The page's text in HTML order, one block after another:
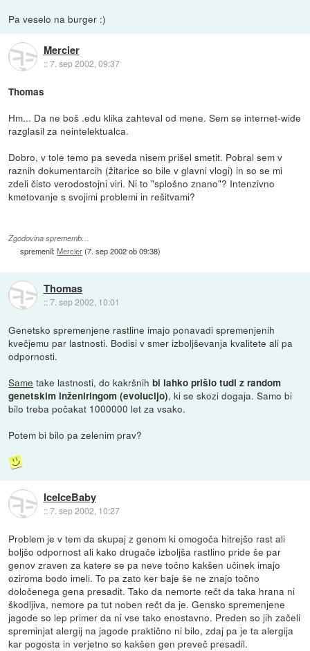
Pa veselo na burger :)
Mercier
::7. sep 2002, 09:37
Thomas
Hm... Da ne boš .edu klika zahteval od mene. Sem se internet-wide
razglasil za neintelektualca.
Dobro, v tole temo pa seveda nisem prišel smetit. Pobral sem v
raznih dokumentarcih (žitarice so bile v glavni vlogi) in so se mi
zdeli čisto verodostojni viri. Ni to "splošno znano"? Intenzivno
kmetovanje s svojimi problemi in rešitvami?
Zgodovina sprememb…
spremenil:Mercier(7. sep 2002 ob 09:38)
Thomas
::7. sep 2002, 10:01
Genetsko spremenjene rastline imajo ponavadi spremenjenih
kvečjemu par lastnosti. Bodisi v smer izboljševanja kvalitete ali pa
odpornosti.
Same take lastnosti, do kakršnihbi lahko prišlo tudi z random
genetskim inženiringom (evolucijo), ki se skozi dogaja. Samo bi
bilo treba počakat 1000000 let za vsako.
Potem bi bilo pa zelenim prav?
IceIceBaby
::7. sep 2002, 10:27
Problem je v tem da skupaj z genom ki omogoča hitrejšo rast ali
boljšo odpornost ali kako drugače izboljša rastlino pride še par
genov zraven za katere se pa neve točno kakšen učinek imajo
oziroma bodo imeli. To pa zato ker baje še ne znajo točno
določenega gena presadit. Tako da nemorte rečt da taka hrana ni
škodljiva, nemore pa tut noben rečt da je. Gensko spremenjene
jagode so lep primer da ni vse tako enostavno. Preden so jih začeli
spreminjat alergij na jagode praktično ni bilo, zdaj pa je ta alergija
kar pogosta in verjetno so kakšen gen preveč presadil.